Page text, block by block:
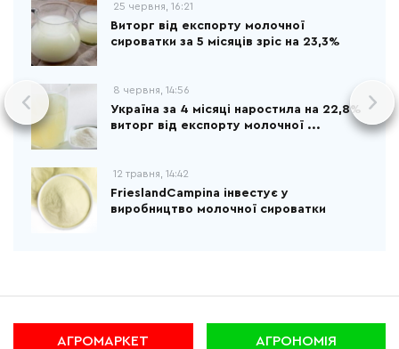
25 червня, 16:21
Виторг від експорту молочної
сироватки за 5 місяців зріс на 23,3%
8 червня, 14:56
Україна за 4 місяці наростила на 22,8%
виторг від експорту молочної ...
12 травня, 14:42
FrieslandCampina інвестує у
виробництво молочної сироватки
АГРОМАРКЕТ АГРОНОМІЯ